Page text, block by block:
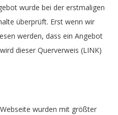
wurde bei der erstmaligen
überprüft. Erst wenn wir
werden, dass ein Angebot
dieser Querverweis (LINK)
wurden mit größter